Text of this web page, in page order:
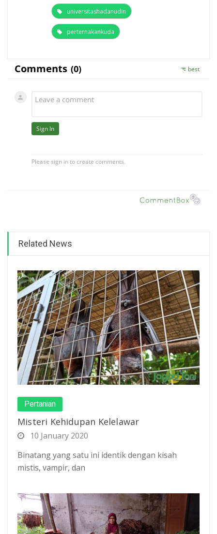
universitashadanudin
perternakankuda
Related News
Pertanian
Misteri Kehidupan Kelelawar
10 January 2020
Binatang yang satu ini identik dengan kisah
mistis, vampir, dan